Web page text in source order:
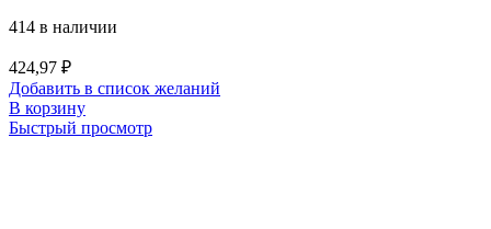
414 в наличии
424,97 ₽
Добавить в список желаний
В корзину
Быстрый просмотр